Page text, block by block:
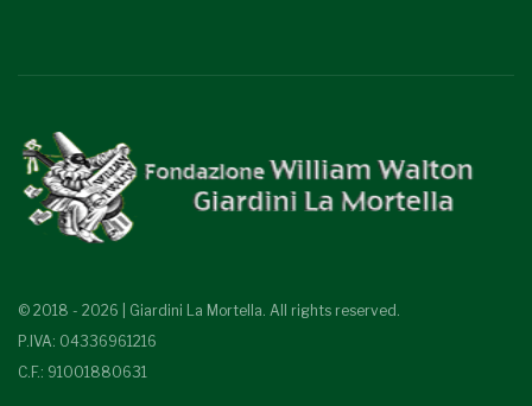
© 2018 - 2026 | Giardini La Mortella. All rights reserved.
P.IVA: 04336961216
C.F.: 91001880631